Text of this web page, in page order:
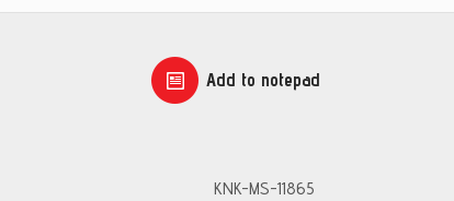
Add to notepad
KNK-MS-11865